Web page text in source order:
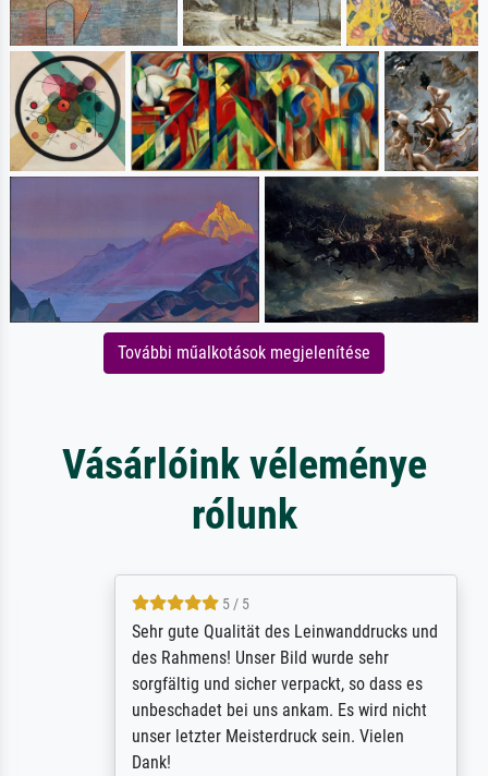
További műalkotások megjelenítése
Vásárlóink véleménye
rólunk
5 / 5
Sehr gute Qualität des Leinwanddrucks und
des Rahmens! Unser Bild wurde sehr
sorgfältig und sicher verpackt, so dass es
unbeschadet bei uns ankam. Es wird nicht
unser letzter Meisterdruck sein. Vielen